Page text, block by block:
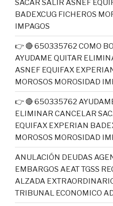
SACAR SALIR ASNEF
BADEXCUG FICHEROS
IMPAGOS
👉 🔴 650335762 COMO
AYUDAME QUITAR
ASNEF EQUIFAX
MOROSOS MOROSIDAD
👉 🔴 650335762
ELIMINAR CANCELAR
EQUIFAX EXPERIAN
MOROSOS MOROSIDAD
ANULACIÓN DEUDAS
EMBARGOS AEAT TGSS
ALZADA
TRIBUNAL ECONOMICO